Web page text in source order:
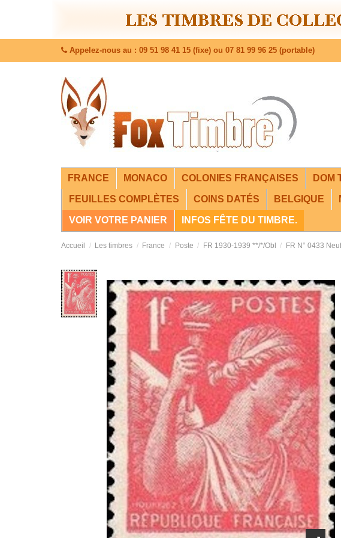
Appelez-nous au : 09 51 98 41 15 (fixe) ou 07 81 99 96 25 (portable)
FRANCE MONACO COLONIES FRANÇAISES DOM
FEUILLES COMPLÈTES COINS DATÉS BELGIQUE
VOIR VOTRE PANIER INFOS FÊTE DU TIMBRE.
Accueil Les timbres France Poste FR 1930-1939 **/*/Obl FR N° 0433